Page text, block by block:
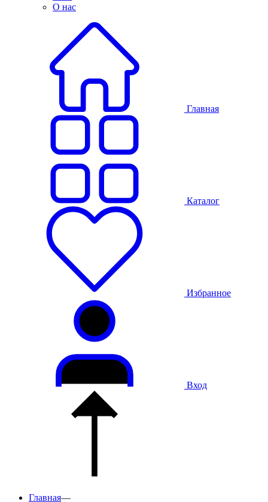
О нас
Главная
Каталог
Избранное
Вход
Главная—